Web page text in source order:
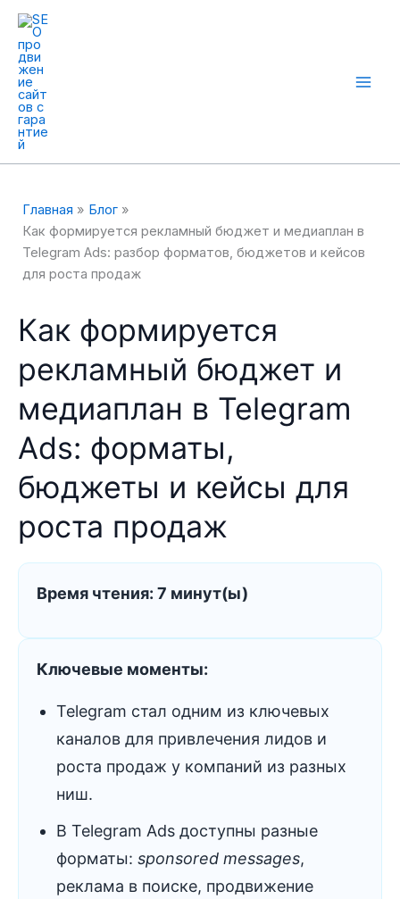
Перейти
содержимому
Главная
Блог
Как формируется рекламный бюджет и медиаплан в
Telegram Ads: разбор форматов, бюджетов и кейсов
для роста продаж
Как формируется
рекламный бюджет и
медиаплан в Telegram
Ads: форматы,
бюджеты и кейсы для
роста продаж
Время чтения: 7 минут(ы)
Ключевые моменты:
Telegram стал одним из ключевых
каналов для привлечения лидов и
роста продаж у компаний из разных
ниш.
В Telegram Ads доступны разные
форматы: sponsored messages,
реклама в поиске, продвижение